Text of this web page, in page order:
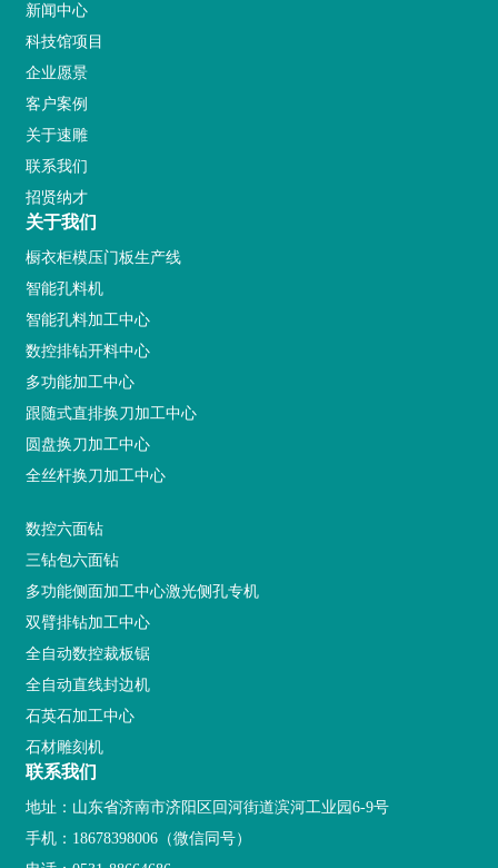
新闻中心
科技馆项目
企业愿景
客户案例
关于速雕
联系我们
招贤纳才
关于我们
橱衣柜模压门板生产线
智能孔料机
智能孔料加工中心
数控排钻开料中心
多功能加工中心
跟随式直排换刀加工中心
圆盘换刀加工中心
全丝杆换刀加工中心
数控六面钻
三钻包六面钻
多功能侧面加工中心激光侧孔专机
双臂排钻加工中心
全自动数控裁板锯
全自动直线封边机
石英石加工中心
石材雕刻机
联系我们
地址：山东省济南市济阳区回河街道滨河工业园6-9号
手机： 18678398006 （微信同号）